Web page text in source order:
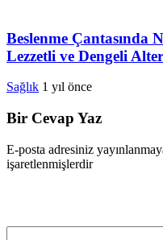
Beslenme Çantasında
Lezzetli ve Dengeli
Sağlık 1 yıl önce
Bir Cevap Yaz
E-posta adresiniz
işaretlenmişlerdir